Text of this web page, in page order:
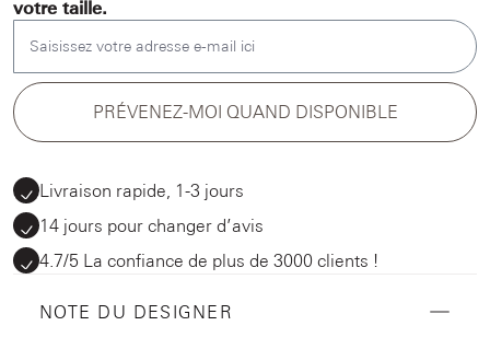
votre taille.
PRÉVENEZ-MOI QUAND DISPONIBLE
Livraison rapide, 1-3 jours
14 jours pour changer d’avis
4.7/5 La confiance de plus de 3000 clients !
NOTE DU DESIGNER